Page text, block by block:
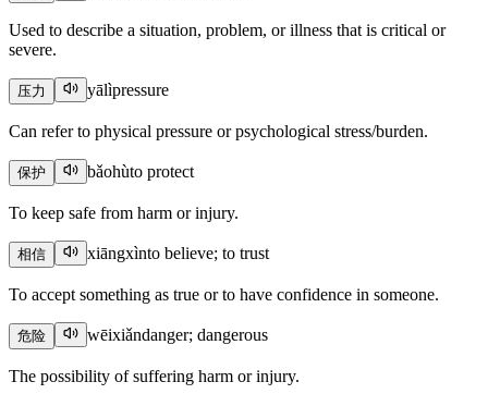
Used to describe a situation, problem, or illness that is critical or
severe.
压力 yālìpressure
Can refer to physical pressure or psychological stress/burden.
保护 bǎohùto protect
To keep safe from harm or injury.
相信 xiāngxìnto believe; to trust
To accept something as true or to have confidence in someone.
危险 wēixiǎndanger; dangerous
The possibility of suffering harm or injury.